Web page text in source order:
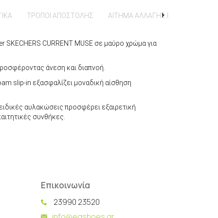
ΤΡΟΠΟΙ ΑΠΟΣΤΟΛΗΣ ΑΙΤΗΜΑ ΑΛΛΑΓΗΣ ΕΠΙΣΤΡΟΦΗΣ
SKECHERS CURRENT MUSE σε μαύρο χρώμα για
άνεση και διαπνοή.
slip-in εξασφαλίζει μοναδική αίσθηση
αυλακώσεις προσφέρει εξαιρετική
συνθήκες.
Επικοινωνία
23990 23520